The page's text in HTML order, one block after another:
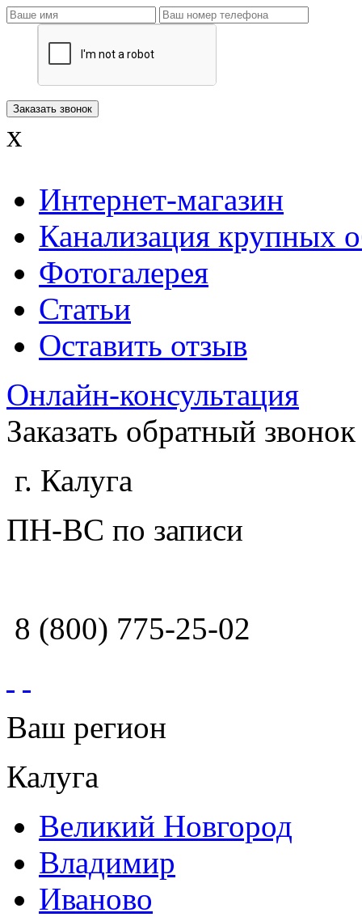
x
Интернет-магазин
Канализация крупных
Фотогалерея
Статьи
Оставить отзыв
Онлайн-консультация
Заказать обратный звонок
г. Калуга
ПН-ВС по записи
8 (800) 775-25-02
Ваш регион
Калуга
Великий Новгород
Владимир
Иваново